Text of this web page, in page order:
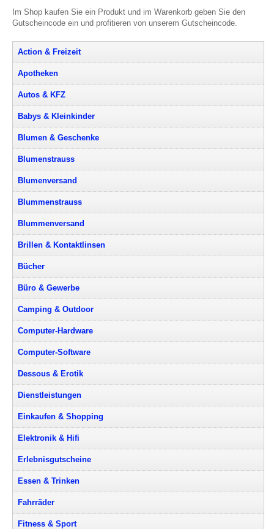
Im Shop kaufen Sie ein Produkt und im Warenkorb geben Sie den
Gutscheincode ein und profitieren von unserem Gutscheincode.
Action & Freizeit
Apotheken
Autos & KFZ
Babys & Kleinkinder
Blumen & Geschenke
Blumenstrauss
Blumenversand
Blummenstrauss
Blummenversand
Brillen & Kontaktlinsen
Bücher
Büro & Gewerbe
Camping & Outdoor
Computer-Hardware
Computer-Software
Dessous & Erotik
Dienstleistungen
Einkaufen & Shopping
Elektronik & Hifi
Erlebnisgutscheine
Essen & Trinken
Fahrräder
Fitness & Sport